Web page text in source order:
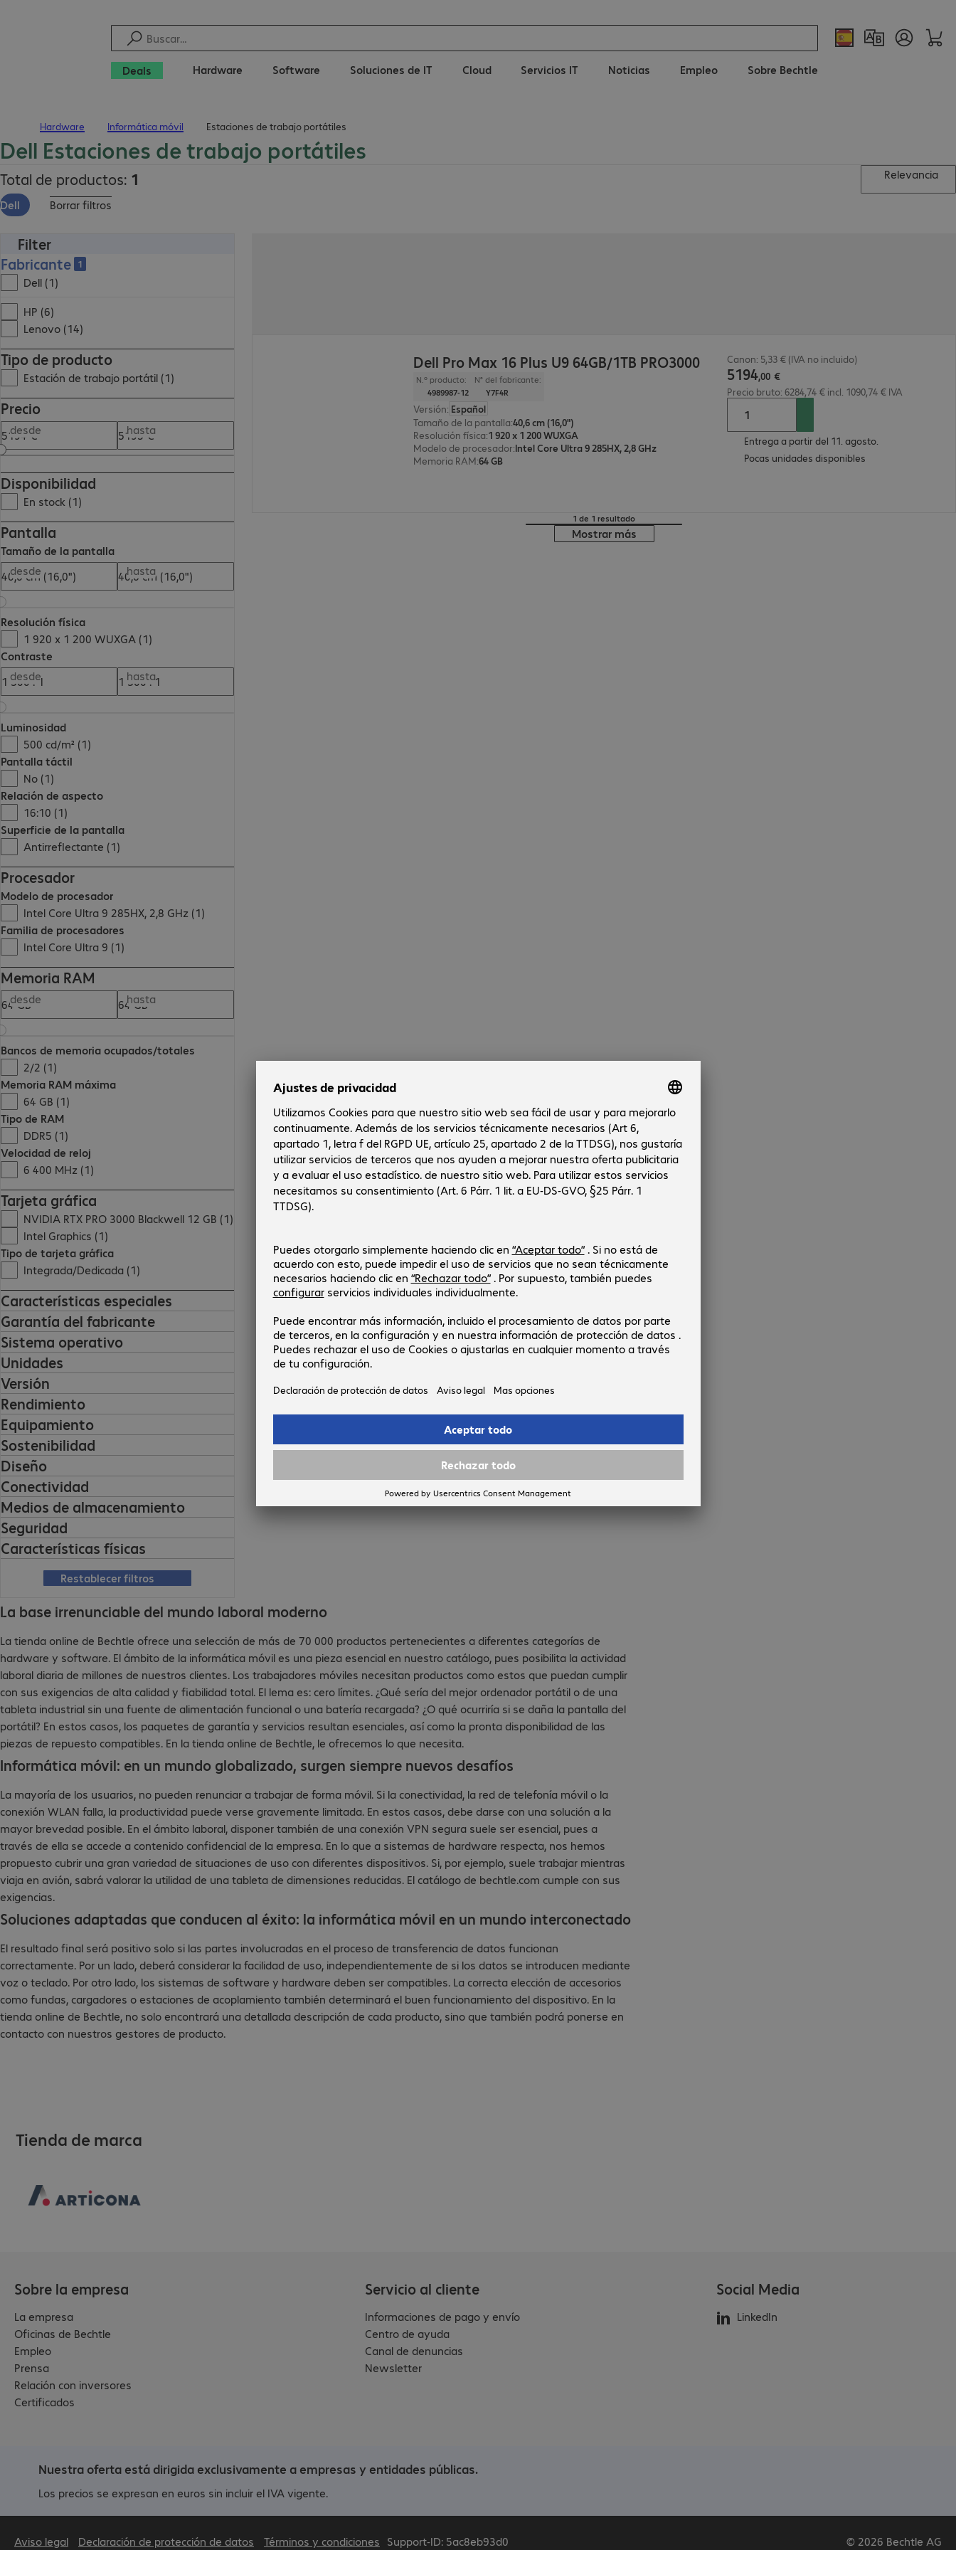
Deals Hardware Software Soluciones de IT Cloud Servicios IT Noticias Empleo Sobre Bechtle
Hardware Informática móvil Estaciones de trabajo portátiles
Dell Estaciones de trabajo portátiles
Total de productos: 1 Relevancia
Dell Borrar filtros
Filter
Fabricante 1
Dell (1)
HP (6)
Lenovo (14)
Tipo de producto
Estación de trabajo portátil (1)
Precio
desde hasta
Disponibilidad
En stock (1)
Pantalla
Tamaño de la pantalla
desde
hasta
Resolución física
1 920 x 1 200 WUXGA (1)
Contraste
desde
hasta
Luminosidad
500 cd/m² (1)
Pantalla táctil
No (1)
Relación de aspecto
16:10 (1)
Superficie de la pantalla
Antirreflectante (1)
Procesador
Modelo de procesador
Intel Core Ultra 9 285HX, 2,8 GHz (1)
Familia de procesadores
Intel Core Ultra 9 (1)
Memoria RAM
desde hasta
Bancos de memoria ocupados/totales
2/2 (1)
Memoria RAM máxima
64 GB (1)
Tipo de RAM
DDR5 (1)
Velocidad de reloj
6 400 MHz (1)
Tarjeta gráfica
NVIDIA RTX PRO 3000 Blackwell 12 GB (1)
Intel Graphics (1)
Tipo de tarjeta gráfica
Integrada/Dedicada (1)
Características especiales
Garantía del fabricante
Sistema operativo
Unidades
Versión
Rendimiento
Equipamiento
Sostenibilidad
Diseño
Conectividad
Medios de almacenamiento
Seguridad
Características físicas
Restablecer filtros
Dell Pro Max 16 Plus U9 64GB/1TB PRO3000
N.º producto:
4989987-12
N° del fabricante:
Y7F4R
Versión: Español
Tamaño de la pantalla:40,6 cm (16,0")
Resolución física:1 920 x 1 200 WUXGA
Modelo de procesador:Intel Core Ultra 9 285HX, 2,8 GHz
Memoria RAM:64 GB
Canon: 5,33 € (IVA no incluido)
5194,00 €
Precio bruto: 6284,74 € incl. 1090,74 € IVA
Entrega a partir del 11. agosto.
Pocas unidades disponibles
1 de 1 resultado
Mostrar más
La base irrenunciable del mundo laboral moderno
La tienda online de Bechtle ofrece una selección de más de 70 000 productos pertenecientes a diferentes categorías de
hardware y software. El ámbito de la informática móvil es una pieza esencial en nuestro catálogo, pues posibilita la actividad
laboral diaria de millones de nuestros clientes. Los trabajadores móviles necesitan productos como estos que puedan cumplir
con sus exigencias de alta calidad y fiabilidad total. El lema es: cero límites. ¿Qué sería del mejor ordenador portátil o de una
tableta industrial sin una fuente de alimentación funcional o una batería recargada? ¿O qué ocurriría si se daña la pantalla del
portátil? En estos casos, los paquetes de garantía y servicios resultan esenciales, así como la pronta disponibilidad de las
piezas de repuesto compatibles. En la tienda online de Bechtle, le ofrecemos lo que necesita.
Informática móvil: en un mundo globalizado, surgen siempre nuevos desafíos
La mayoría de los usuarios, no pueden renunciar a trabajar de forma móvil. Si la conectividad, la red de telefonía móvil o la
conexión WLAN falla, la productividad puede verse gravemente limitada. En estos casos, debe darse con una solución a la
mayor brevedad posible. En el ámbito laboral, disponer también de una conexión VPN segura suele ser esencial, pues a
través de ella se accede a contenido confidencial de la empresa. En lo que a sistemas de hardware respecta, nos hemos
propuesto cubrir una gran variedad de situaciones de uso con diferentes dispositivos. Si, por ejemplo, suele trabajar mientras
viaja en avión, sabrá valorar la utilidad de una tableta de dimensiones reducidas. El catálogo de bechtle.com cumple con sus
exigencias.
Soluciones adaptadas que conducen al éxito: la informática móvil en un mundo interconectado
El resultado final será positivo solo si las partes involucradas en el proceso de transferencia de datos funcionan
correctamente. Por un lado, deberá considerar la facilidad de uso, independientemente de si los datos se introducen mediante
voz o teclado. Por otro lado, los sistemas de software y hardware deben ser compatibles. La correcta elección de accesorios
como fundas, cargadores o estaciones de acoplamiento también determinará el buen funcionamiento del dispositivo. En la
tienda online de Bechtle, no solo encontrará una detallada descripción de cada producto, sino que también podrá ponerse en
contacto con nuestros gestores de producto.
Tienda de marca
Sobre la empresa
La empresa
Oficinas de Bechtle
Empleo
Prensa
Relación con inversores
Certificados
Servicio al cliente
Informaciones de pago y envío
Centro de ayuda
Canal de denuncias
Newsletter
Social Media
LinkedIn
Nuestra oferta está dirigida exclusivamente a empresas y entidades públicas.
Los precios se expresan en euros sin incluir el IVA vigente.
Aviso legal Declaración de protección de datos Términos y condiciones Support-ID: 5ac8eb93d0 © 2026 Bechtle AG